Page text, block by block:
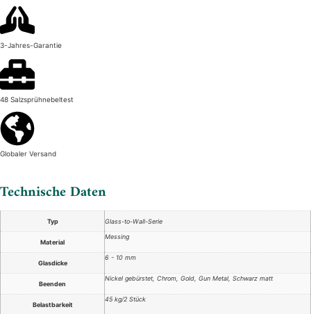
3-Jahres-Garantie
48 Salzsprühnebeltest
Globaler Versand
Technische Daten
Typ Glass-to-Wall-Serie
Material
Messing
Glasdicke
6 - 10 mm
Beenden
Nickel gebürstet, Chrom, Gold, Gun Metal, Schwarz matt
Belastbarkeit
45 kg/2 Stück